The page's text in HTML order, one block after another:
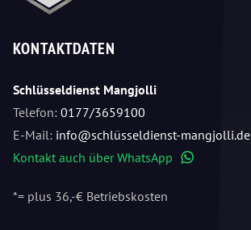
KONTAKTDATEN
Schlüsseldienst Mangjolli
Telefon: 0177/3659100
E-Mail: info@schlüsseldienst-mangjolli.de
Kontakt auch über WhatsApp
*= plus 36,-€ Betriebskosten